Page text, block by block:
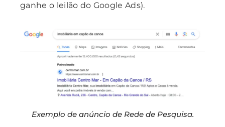
ganhe o leilão do Google Ads).
Exemplo de anúncio de Rede de Pesquisa.